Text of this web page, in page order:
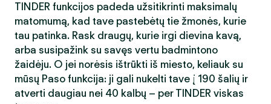
TINDER funkcijos padeda užsitikrinti maksimalų
matomumą, kad tave pastebėtų tie žmonės, kurie
tau patinka. Rask draugų, kurie irgi dievina kavą,
arba susipažink su savęs vertu badmintono
žaidėju. O jei norėsis ištrūkti iš miesto, keliauk su
mūsų Paso funkcija: ji gali nukelti tave į 190 šalių ir
atverti daugiau nei 40 kalbų – per TINDER viskas